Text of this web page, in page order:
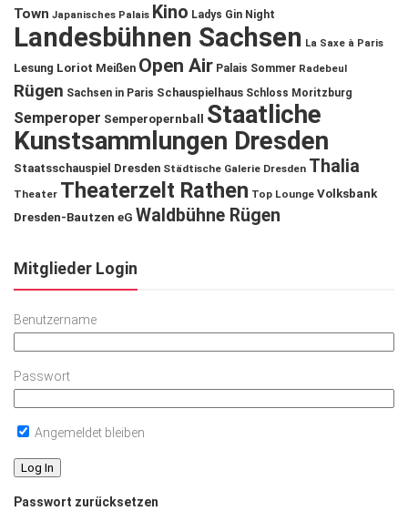
Town Japanisches Palais Kino Ladys Gin Night
Landesbühnen Sachsen La Saxe à Paris
Lesung Loriot Meißen Open Air Palais Sommer Radebeul
Rügen Sachsen in Paris Schauspielhaus Schloss Moritzburg
Semperoper Semperopernball
Staatliche
Kunstsammlungen Dresden
Staatsschauspiel Dresden Städtische Galerie Dresden Thalia
Theater Theaterzelt Rathen Top Lounge Volksbank
Dresden-Bautzen eG Waldbühne Rügen
Mitglieder Login
Benutzername
Passwort
Angemeldet bleiben
Passwort zurücksetzen